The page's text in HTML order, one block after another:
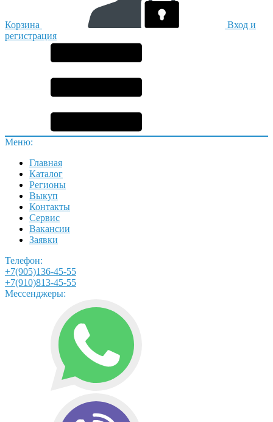
Корзина
Вход и
регистрация
Меню:
Главная
Каталог
Регионы
Выкуп
Контакты
Сервис
Вакансии
Заявки
Телефон:
+7(905)136-45-55
+7(910)813-45-55
Мессенджеры: